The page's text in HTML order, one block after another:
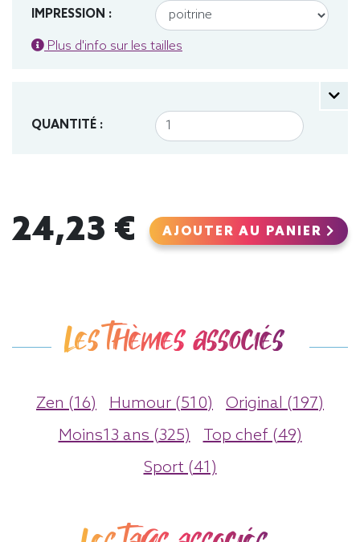
IMPRESSION :
Plus d'info sur les tailles
QUANTITÉ :
24,23 € AJOUTER AU PANIER
Les thèmes associés
Zen (16) Humour (510)
Original (197)
Moins13 ans (325)
Top chef (49)
Sport (41)